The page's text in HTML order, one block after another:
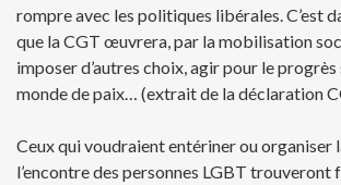
rompre avec les politiques libérales. C’est
que la CGT œuvrera, par la mobilisation
imposer d’autres choix, agir pour le
monde de paix… (extrait de la déclaration
Ceux qui voudraient entériner ou organiser
l’encontre des personnes LGBT trouveront